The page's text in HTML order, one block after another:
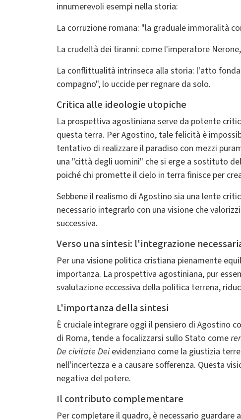
innumerevoli esempi nella storia:
La corruzione romana: "la graduale immoralità
La crudeltà dei tiranni: come l'imperatore
La conflittualità intrinseca alla storia: l'atto
compagno", lo uccide per regnare da solo.
Critica alle ideologie utopiche
La prospettiva agostiniana serve da potente
questa terra. Per Agostino, tale felicità è
tentativo di realizzare il paradiso con mezzi
una "città degli uomini" che si erge a sostituto
poiché chi promette il cielo in terra finisce per
Sebbene il realismo di Agostino sia una lente
necessario integrarlo con una visione che
successiva.
Verso una sintesi: l'integrazione
Per una visione politica cristiana pienamente
importanza. La prospettiva agostiniana, pur
svalutazione eccessiva della politica terrena,
L'importanza della sintesi
È cruciale integrare oggi il pensiero di Agostino
di Roma, tende a focalizzarsi sullo Stato come
De civitate Deievidenziano come la giustizia
nell'incertezza e a causare sofferenza. Questa
negativa del potere.
Il contributo complementare
Per completare il quadro, è necessario guardare